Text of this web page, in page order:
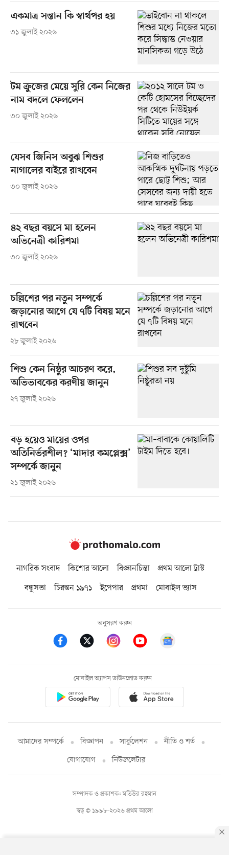
একমাত্র সন্তান কি স্বার্থপর হয়
৩১ জুলাই ২০২৬
টম ক্রুজের মেয়ে সুরি কেন নিজের
নাম বদলে ফেললেন
৩০ জুলাই ২০২৬
যেসব জিনিস অবুঝ শিশুর
নাগালের বাইরে রাখবেন
৩০ জুলাই ২০২৬
৪২ বছর বয়সে মা হলেন
অভিনেত্রী কারিশমা
৩০ জুলাই ২০২৬
চল্লিশের পর নতুন সম্পর্কে
জড়ানোর আগে যে ৭টি বিষয় মনে
রাখবেন
২৮ জুলাই ২০২৬
শিশু কেন নিষ্ঠুর আচরণ করে,
অভিভাবকের করণীয় জানুন
২৭ জুলাই ২০২৬
বড় হয়েও মায়ের ওপর
অতিনির্ভরশীল? ‘মাদার কমপ্লেক্স’
সম্পর্কে জানুন
২১ জুলাই ২০২৬
নাগরিক সংবাদ কিশোর আলো বিজ্ঞানচিন্তা
প্রথম আলো ট্রাস্ট
বন্ধুসভা
চিরন্তন ১৯৭১ ইপেপার প্রথমা মোবাইল ভ্যাস
অনুসরণ করুন
মোবাইল অ্যাপস ডাউনলোড করুন
আমাদের সম্পর্কে বিজ্ঞাপন সার্কুলেশন
নীতি ও শর্ত
যোগাযোগ
নিউজলেটার
স্বত্ব © ১৯৯৮-২০২৬ প্রথম আলো
সম্পাদক ও প্রকাশক: মতিউর রহমান